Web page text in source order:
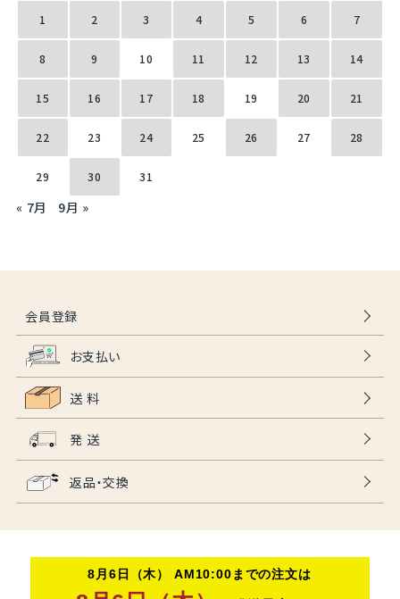
1 2 3 4 5 6 7
8 9 10 11 12 13 14
15 16 17 18 19 20 21
22 23 24 25 26 27 28
29 30 31
« 7月 9月 »
会員登録
お支払い
送 料
発 送
返品・交換